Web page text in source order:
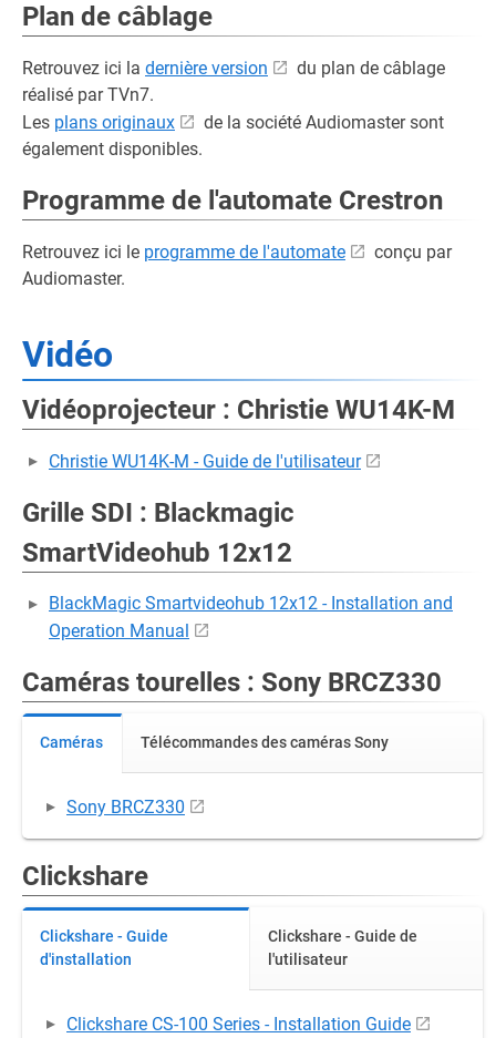
Plan de câblage
Retrouvez ici la dernière version
du plan de câblage
réalisé par TVn7.
Les plans originaux
de la société Audiomaster sont
également disponibles.
Programme de l'automate Crestron
Retrouvez ici le programme de l'automate
conçu par
Audiomaster.
Vidéo
Vidéoprojecteur : Christie WU14K-M
Christie WU14K-M - Guide de l'utilisateur
Grille SDI : Blackmagic
SmartVideohub 12x12
BlackMagic Smartvideohub 12x12 - Installation and
Operation Manual
Caméras tourelles : Sony BRCZ330
Caméras Télécommandes des caméras Sony
Sony BRCZ330
Clickshare
Clickshare - Guide
d'installation
Clickshare - Guide de
l'utilisateur
Clickshare CS-100 Series - Installation Guide